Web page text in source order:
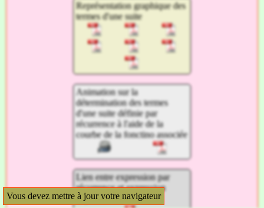
Représentation graphique des
termes d'une suite
Animation sur la
détermination des termes
d'une suite définie par
récurrence à l'aide de la
courbe de la fonctino associée
Lien entre expression par
récurrence et expression
explicite
Vous devez mettre à jour votre navigateur